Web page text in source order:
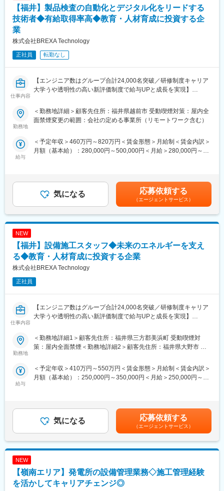
現する。」というミッションを掲げています。最大の強みである
「時代の変化に合わせたスピーディーなサービス開発力」と「優
トウェア」として提供し、利用者、社会をはじめとするあらゆる
ステークホルダーへ貢献すべく一丸となって取り組んで「誰で
■サービス：
・ライブ動画配信サービス「ふわっち」：ふわっちは、誰でも動
画・ラジオの生配信をしたり、生配信を視聴できるサービス
光学技術を活用し、“日常利用可能な本格ARグラス”を開発・販売
・飲食予約代行サービス「Pecotter」：チャットで簡単に、日本
＜自治体向け・企業向け事業＞
プログラミング専用パソコン「IchigoJam」：こども向けのプログ
ラミング専用パソコンです。
オープンデータ活用プラットフォーム「odp」：Excelだけで簡単
に5つ星オープンデータを公開できるサービスです。
変更の範囲：会社の定める業務
【福井】製品検査の自動化とデジタル化をリードする
技術者◆有給取得率高◆教育・人材育成に投資する企
業
株式会社BREXA Technology
正社員 転勤なし
仕事内容
【エンジニア数はグループ合計24,000名突破／研修制度キャリア
大学うや透明性の高い新評価制度で給与UPと成長を実現】
■業務内容：
本プロジェクトは、製品の検品（傷、打痕、欠品、異品等）作業
【具体的には】
ITに関わる業務をメインに、設備導入までのプロジェクトに参画
いただきます。
製品検査用のカメラ、照明の光学設計、画像処理に伴う判定プロ
グラムの組み込み業務、動作確認をしながら設備導入までが業務
の流れです。
■残業月20時間程度：
当社から配属の企業様については残業が多くなる企業様が少な
く、特別な取り組みをすることなく過度な残業が発生をしない状
況となっています。
また過度な残業は発生の場合は、案件担当の営業から法人顧客に
■スキルアップ支援体制：
広いトピックスを用意
・スキルUPが給与UPにつながる。アカデミー制度で取得した単
・専門教育機関で技術取得が目指せる。
当社独占のプロジェクトも多数あり、当社だからこそ挑戦できる
仕事があります。
＜キャリアドック制度＞
同業他社では希望する仕事があっても、会社の都合で挑戦できな
いという事も転職理由の1つです。
ザーが社内に働きかける事で希望する仕事への挑戦を後押ししま
す。
エンジニアの遣り甲斐を大切にする当社だからこその取り組みで
勤務地
＜勤務地詳細＞顧客先住所：福井県越前市 受動喫煙対策：屋内全
面禁煙変更の範囲：会社の定める事業所（リモートワーク含む）
給与
＜予定年収＞460万円～820万円＜賃金形態＞月給制＜賃金内訳＞
月額（基本給）：280,000円～500,000円＜月給＞280,000円～
5年目 年収550～570万円20年目 年収1000万円超※金額はあく
までも目安です。賃金はあくまでも目安の金額であり、選考を通
じて上下する可能性があります。月給(月額)は固定手当を含めた表
記です。
気になる 応募依頼する
（エージェントサービス）
NEW
【福井】設備施工スタッフ◆未来のエネルギーを支え
る◆教育・人材育成に投資する企業
株式会社BREXA Technology
正社員
仕事内容
【エンジニア数はグループ合計24,000名突破／研修制度キャリア
大学うや透明性の高い新評価制度で給与UPと成長を実現】
■業務内容：
本プロジェクトでは、発電所の安全性と効率性をさらに向上させ
積むことが可能です。
本ポジションは、原子力発電所内設備の新規立ち上げ、安全基準
【業務例】
・原発内での施工業務全般
・工事の依頼および調整
・進捗管理と報告書の作成
・安全管理および品質管理の実施
・関係者との打ち合わせおよび調整
・技術的な問題の解決およびサポート
・定期的な現場巡回および監査
勤務地
＜勤務地詳細1＞顧客先住所：福井県三方郡美浜町 受動喫煙対
策：屋内全面禁煙＜勤務地詳細2＞顧客先住所：福井県大野市 受
市）住所：福井県高浜市 受動喫煙対策：屋内全面禁煙変更の範
囲：会社の定める事業所（リモートワーク含む）
給与
＜予定年収＞410万円～550万円＜賃金形態＞月給制＜賃金内訳＞
月額（基本給）：250,000円～350,000円＜月給＞250,000円～
5年目 年収550～570万円20年目 年収1000万円超※金額はあく
までも目安です。賃金はあくまでも目安の金額であり、選考を通
じて上下する可能性があります。月給(月額)は固定手当を含めた表
記です。
気になる 応募依頼する
（エージェントサービス）
NEW
【嶺南エリア】発電所の設備管理業務◇施工管理経験
を活かしてキャリアチェンジ◎